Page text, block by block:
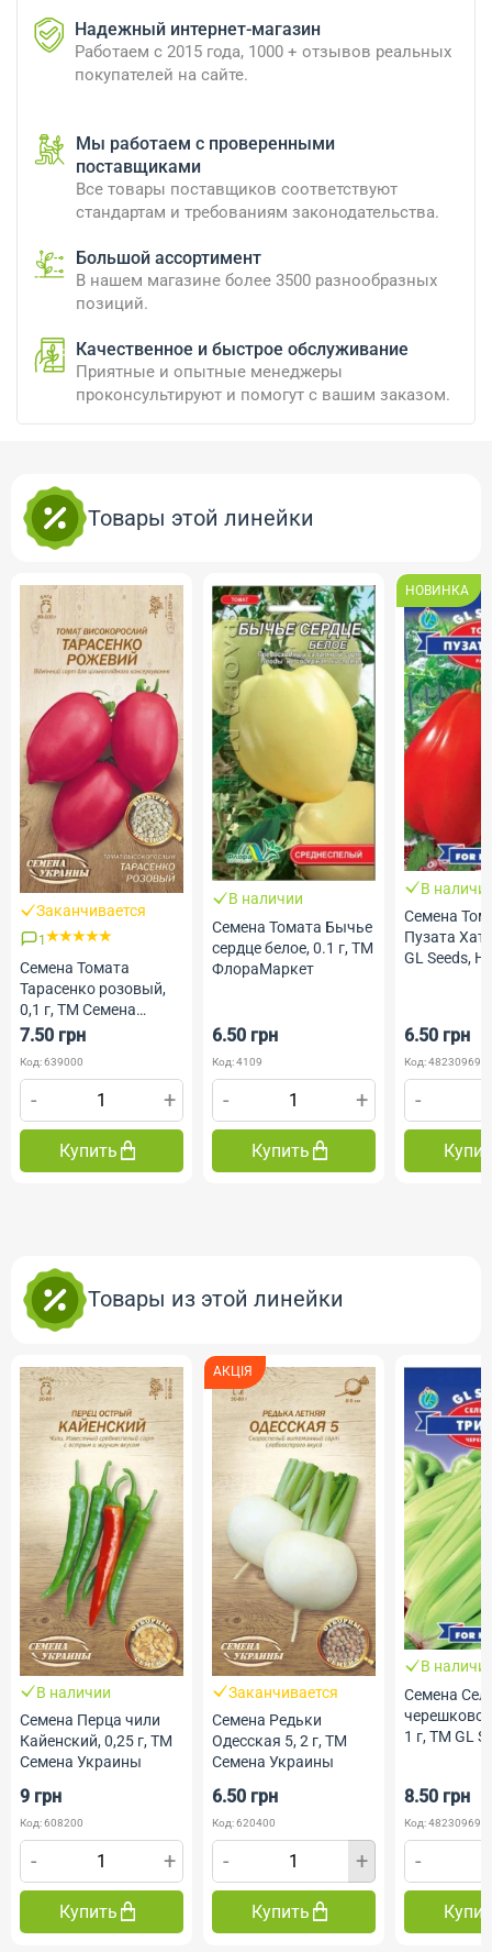
Надежный интернет-магазин
Работаем с 2015 года, 1000 + отзывов реальных
покупателей на сайте.
Мы работаем с проверенными
поставщиками
Все товары поставщиков соответствуют
стандартам и требованиям законодательства.
Большой ассортимент
В нашем магазине более 3500 разнообразных
позиций.
Качественное и быстрое обслуживание
Приятные и опытные менеджеры
проконсультируют и помогут с вашим заказом.
Товары этой линейки
Заканчивается
1
Семена Томата
Тарасенко розовый,
0,1 г, ТМ Семена
Украины
7.50 грн
Код: 639000
- +
Купить
В наличии
Семена Томата Бычье
сердце белое, 0.1 г, ТМ
ФлораМаркет
6.50 грн
Код: 4109
- +
Купить
НОВИНКА
В
Семена
Пузата
GL Seeds,
6.50 грн
Код:
-
Товары из этой линейки
В наличии
Семена Перца чили
Кайенский, 0,25 г, ТМ
Семена Украины
9 грн
Код: 608200
- +
Купить
АКЦІЯ
Заканчивается
Семена Редьки
Одесская 5, 2 г, ТМ
Семена Украины
6.50 грн
Код: 620400
- +
Купить
В
Семена
1 г, ТМ GL
8.50 грн
Код:
-